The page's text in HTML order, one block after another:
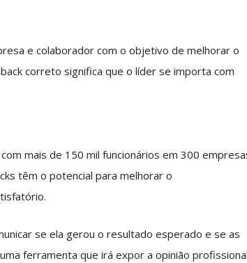
e colaborador com o objetivo de melhorar o
correto significa que o líder se importa com
mais de 150 mil funcionários em 300
têm o potencial para melhorar o
se ela gerou o resultado esperado e se as
ferramenta que irá expor a opinião profissional